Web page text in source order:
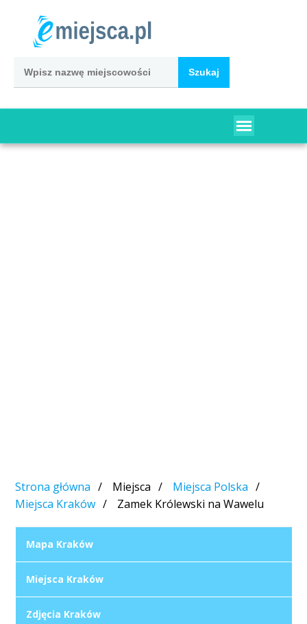
Strona główna Miejsca
Miejsca Polska
Miejsca Kraków
Zamek Królewski na Wawelu
Mapa Kraków
Miejsca Kraków
Zdjęcia Kraków